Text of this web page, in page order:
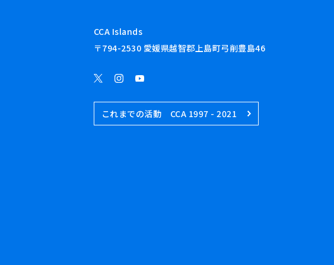
CCA Islands
〒794-2530 愛媛県越智郡上島町弓削豊島46
これまでの活動 CCA 1997 - 2021